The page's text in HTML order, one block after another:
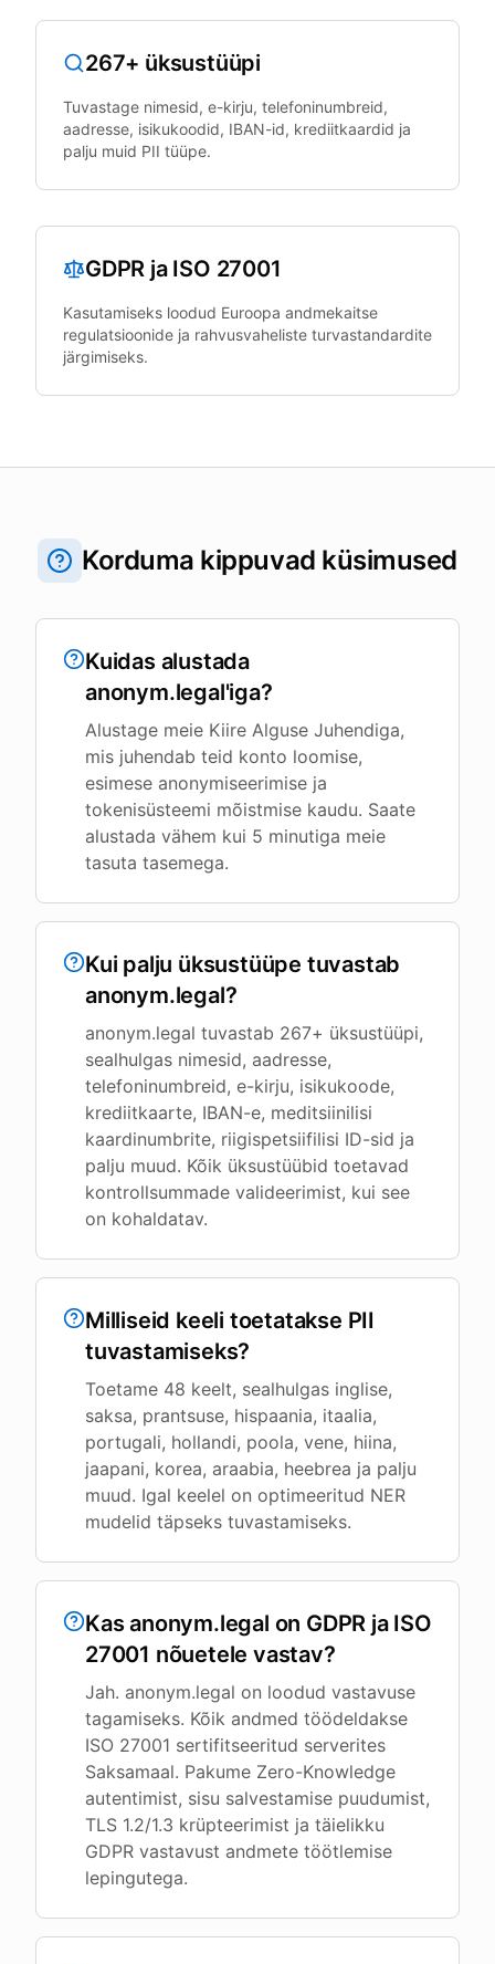
267+ üksustüüpi
Tuvastage nimesid, e-kirju, telefoninumbreid,
aadresse, isikukoodid, IBAN-id, krediitkaardid ja
palju muid PII tüüpe.
GDPR ja ISO 27001
Kasutamiseks loodud Euroopa andmekaitse
regulatsioonide ja rahvusvaheliste turvastandardite
järgimiseks.
Korduma kippuvad küsimused
Kuidas alustada
anonym.legal'iga?
Alustage meie Kiire Alguse Juhendiga,
mis juhendab teid konto loomise,
esimese anonymiseerimise ja
tokenisüsteemi mõistmise kaudu. Saate
alustada vähem kui 5 minutiga meie
tasuta tasemega.
Kui palju üksustüüpe tuvastab
anonym.legal?
anonym.legal tuvastab 267+ üksustüüpi,
sealhulgas nimesid, aadresse,
telefoninumbreid, e-kirju, isikukoode,
krediitkaarte, IBAN-e, meditsiinilisi
kaardinumbrite, riigispetsiifilisi ID-sid ja
palju muud. Kõik üksustüübid toetavad
kontrollsummade valideerimist, kui see
on kohaldatav.
Milliseid keeli toetatakse PII
tuvastamiseks?
Toetame 48 keelt, sealhulgas inglise,
saksa, prantsuse, hispaania, itaalia,
portugali, hollandi, poola, vene, hiina,
jaapani, korea, araabia, heebrea ja palju
muud. Igal keelel on optimeeritud NER
mudelid täpseks tuvastamiseks.
Kas anonym.legal on GDPR ja ISO
27001 nõuetele vastav?
Jah. anonym.legal on loodud vastavuse
tagamiseks. Kõik andmed töödeldakse
ISO 27001 sertifitseeritud serverites
Saksamaal. Pakume Zero-Knowledge
autentimist, sisu salvestamise puudumist,
TLS 1.2/1.3 krüpteerimist ja täielikku
GDPR vastavust andmete töötlemise
lepingutega.